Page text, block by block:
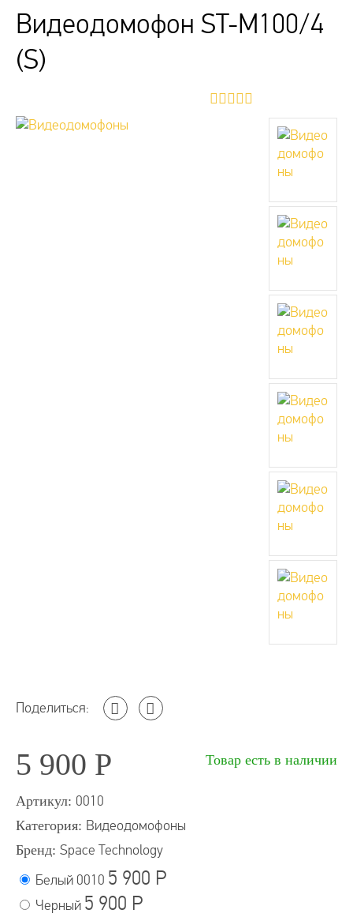
Видеодомофон ST-M100/4
(S)
Поделиться:
5 900 Р
Артикул: 0010
Категория: Видеодомофоны
Бренд: Space Technology
Белый 0010 5 900 Р
Черный 5 900 Р
Товар есть в наличии